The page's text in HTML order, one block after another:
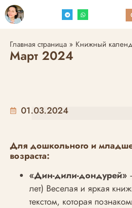
Главная страница » Книжный
Март 2024
01.03.2024
Для дошкольного и
возраста:
«Дин-дили-дондурей»
лет) Веселая и яркая
текстом, которая